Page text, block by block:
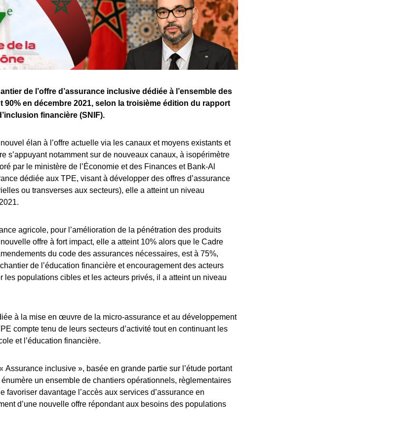
de l’offre d’assurance inclusive dédiée à l’ensemble des
90% en décembre 2021, selon la troisième édition du rapport
financière (SNIF).
élan à l’offre actuelle via les canaux et moyens existants et
s’appuyant notamment sur de nouveaux canaux, à isopérimètre
par le ministère de l’Économie et des Finances et Bank-Al
dédiée aux TPE, visant à développer des offres d’assurance
ou transverses aux secteurs), elle a atteint un niveau
agricole, pour l’amélioration de la pénétration des produits
offre à fort impact, elle a atteint 10% alors que le Cadre
du code des assurances nécessaires, est à 75%,
de l’éducation financière et encouragement des acteurs
les populations cibles et les acteurs privés, il a atteint un niveau
à la mise en œuvre de la micro-assurance et au développement
compte tenu de leurs secteurs d’activité tout en continuant les
et l’éducation financière.
Assurance inclusive », basée en grande partie sur l’étude portant
un ensemble de chantiers opérationnels, règlementaires
favoriser davantage l’accès aux services d’assurance en
d’une nouvelle offre répondant aux besoins des populations